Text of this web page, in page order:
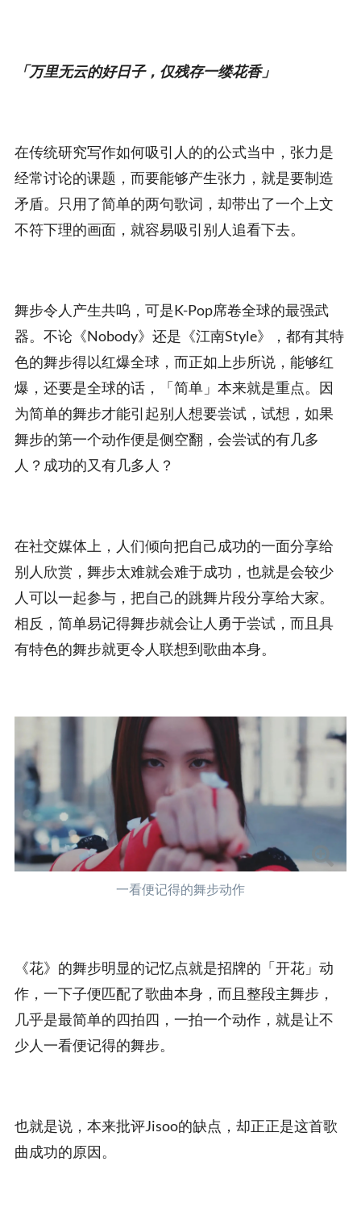
「万里无云的好日子，仅残存一缕花香」
在传统研究写作如何吸引人的的公式当中，张力是
经常讨论的课题，而要能够产生张力，就是要制造
矛盾。只用了简单的两句歌词，却带出了一个上文
不符下理的画面，就容易吸引别人追看下去。
舞步令人产生共呜，可是K-Pop席卷全球的最强武
器。不论《Nobody》还是《江南Style》，都有其特
色的舞步得以红爆全球，而正如上步所说，能够红
爆，还要是全球的话，「简单」本来就是重点。因
为简单的舞步才能引起别人想要尝试，试想，如果
舞步的第一个动作便是侧空翻，会尝试的有几多
人？成功的又有几多人？
在社交媒体上，人们倾向把自己成功的一面分享给
别人欣赏，舞步太难就会难于成功，也就是会较少
人可以一起参与，把自己的跳舞片段分享给大家。
相反，简单易记得舞步就会让人勇于尝试，而且具
有特色的舞步就更令人联想到歌曲本身。
一看便记得的舞步动作
《花》的舞步明显的记忆点就是招牌的「开花」动
作，一下子便匹配了歌曲本身，而且整段主舞步，
几乎是最简单的四拍四，一拍一个动作，就是让不
少人一看便记得的舞步。
也就是说，本来批评Jisoo的缺点，却正正是这首歌
曲成功的原因。